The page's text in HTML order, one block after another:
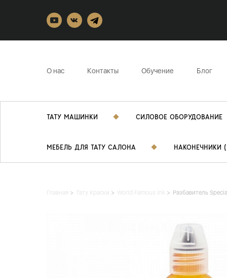
О нас Контакты Обучение Блог
ТАТУ МАШИНКИ СИЛОВОЕ ОБОРУДОВАНИЕ
МЕБЕЛЬ ДЛЯ ТАТУ САЛОНА НАКОНЕЧНИКИ
Главная Тату Краски World Famous ink Разбавитель